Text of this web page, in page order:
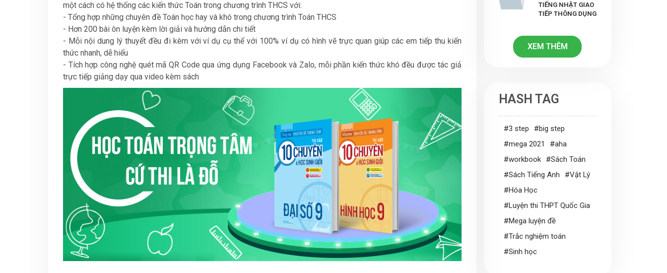
một cách có hệ thống các kiến thức Toán trong chương trình THCS với:
- Tổng hợp những chuyên đề Toán học hay và khó trong chương trình Toán THCS
- Hơn 200 bài ôn luyện kèm lời giải và hướng dẫn chi tiết
- Mỗi nội dung lý thuyết đều đi kèm với ví dụ cụ thể với 100% ví dụ có hình vẽ trực quan giúp các em tiếp thu kiến
thức nhanh, dễ hiểu
- Tích hợp công nghệ quét mã QR Code qua ứng dụng Facebook và Zalo, mỗi phần kiến thức khó đều được tác giả
trực tiếp giảng dạy qua video kèm sách
TIẾNG NHẬT GIAO
TIẾP THÔNG DỤNG
XEM THÊM
HASH TAG
#3 step
#big step
#mega 2021
#aha
#workbook
#Sách Toán
#Sách Tiếng Anh
#Vật Lý
#Hóa Học
#Luyện thi THPT Quốc Gia
#Mega luyện đề
#Trắc nghiệm toán
#Sinh học